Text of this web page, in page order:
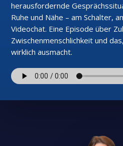
herausfordernde
Ruhe und Nähe – am Schalter,
Videochat. Eine Episode über
Zwischenmenschlichkeit und
wirklich ausmacht.